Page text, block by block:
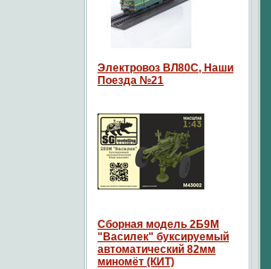
Электровоз ВЛ80С, Наши
Поезда №21
Сборная модель 2Б9М
"Василек" буксируемый
автоматический 82мм
миномёт (КИТ)